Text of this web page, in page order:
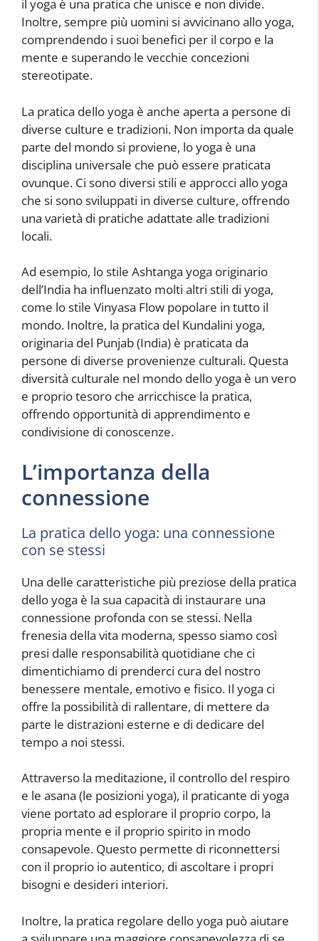
il yoga è una pratica che unisce e non divide.
Inoltre, sempre più uomini si avvicinano allo yoga,
comprendendo i suoi benefici per il corpo e la
mente e superando le vecchie concezioni
stereotipate.
La pratica dello yoga è anche aperta a persone di
diverse culture e tradizioni. Non importa da quale
parte del mondo si proviene, lo yoga è una
disciplina universale che può essere praticata
ovunque. Ci sono diversi stili e approcci allo yoga
che si sono sviluppati in diverse culture, offrendo
una varietà di pratiche adattate alle tradizioni
locali.
Ad esempio, lo stile Ashtanga yoga originario
dell’India ha influenzato molti altri stili di yoga,
come lo stile Vinyasa Flow popolare in tutto il
mondo. Inoltre, la pratica del Kundalini yoga,
originaria del Punjab (India) è praticata da
persone di diverse provenienze culturali. Questa
diversità culturale nel mondo dello yoga è un vero
e proprio tesoro che arricchisce la pratica,
offrendo opportunità di apprendimento e
condivisione di conoscenze.
L’importanza della
connessione
La pratica dello yoga: una connessione
con se stessi
Una delle caratteristiche più preziose della pratica
dello yoga è la sua capacità di instaurare una
connessione profonda con se stessi. Nella
frenesia della vita moderna, spesso siamo così
presi dalle responsabilità quotidiane che ci
dimentichiamo di prenderci cura del nostro
benessere mentale, emotivo e fisico. Il yoga ci
offre la possibilità di rallentare, di mettere da
parte le distrazioni esterne e di dedicare del
tempo a noi stessi.
Attraverso la meditazione, il controllo del respiro
e le asana (le posizioni yoga), il praticante di yoga
viene portato ad esplorare il proprio corpo, la
propria mente e il proprio spirito in modo
consapevole. Questo permette di riconnettersi
con il proprio io autentico, di ascoltare i propri
bisogni e desideri interiori.
Inoltre, la pratica regolare dello yoga può aiutare